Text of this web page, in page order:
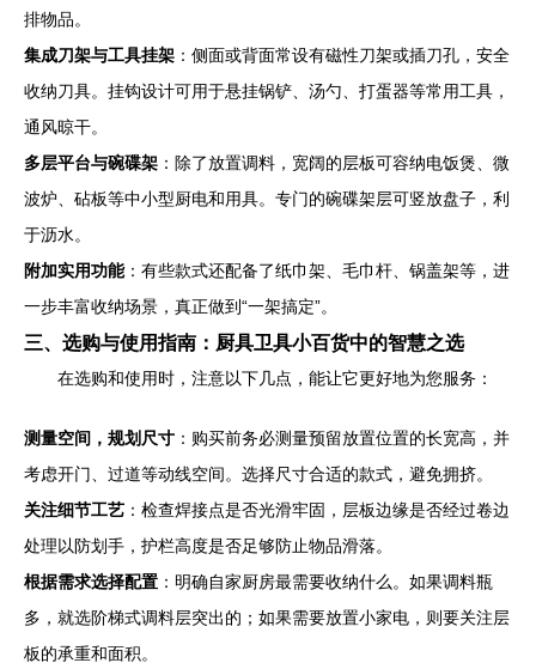
排物品。
集成刀架与工具挂架 ：侧面或背面常设有磁性刀架或插刀孔，安全
收纳刀具。挂钩设计可用于悬挂锅铲、汤勺、打蛋器等常用工具，
通风晾干。
多层平台与碗碟架 ：除了放置调料，宽阔的层板可容纳电饭煲、微
波炉、砧板等中小型厨电和用具。专门的碗碟架层可竖放盘子，利
于沥水。
附加实用功能：有些款式还配备了纸巾架、毛巾杆、锅盖架等，进
一步丰富收纳场景，真正做到“一架搞定”。
三、选购与使用指南：厨具卫具小百货中的智慧之选
在选购和使用时，注意以下几点，能让它更好地为您服务：
测量空间，规划尺寸 ：购买前务必测量预留放置位置的长宽高，并
考虑开门、过道等动线空间。选择尺寸合适的款式，避免拥挤。
关注细节工艺 ：检查焊接点是否光滑牢固，层板边缘是否经过卷边
处理以防划手，护栏高度是否足够防止物品滑落。
根据需求选择配置 ：明确自家厨房最需要收纳什么。如果调料瓶
多，就选阶梯式调料层突出的；如果需要放置小家电，则要关注层
板的承重和面积。